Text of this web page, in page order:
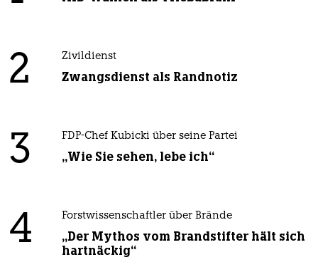
2 Zivildienst
Zwangsdienst als Randnotiz
3 FDP-Chef Kubicki über seine Partei
„Wie Sie sehen, lebe ich“
4 Forstwissenschaftler über Brände
„Der Mythos vom Brandstifter hält sich
hartnäckig“